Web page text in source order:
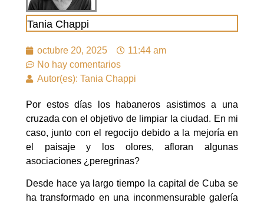
Tania Chappi
octubre 20, 2025
11:44 am
No hay comentarios
Autor(es): Tania Chappi
Por estos días los habaneros asistimos a una
cruzada con el objetivo de limpiar la ciudad. En mi
caso, junto con el regocijo debido a la mejoría en
el paisaje y los olores, afloran algunas
asociaciones ¿peregrinas?
Desde hace ya largo tiempo la capital de Cuba se
ha transformado en una inconmensurable galería